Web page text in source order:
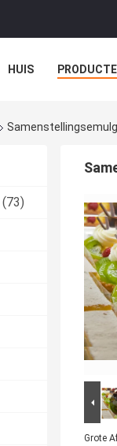
HUIS
(73)
Grote